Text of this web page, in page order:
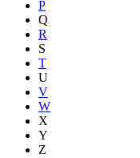
P
Q
R
S
T
U
V
W
X
Y
Z